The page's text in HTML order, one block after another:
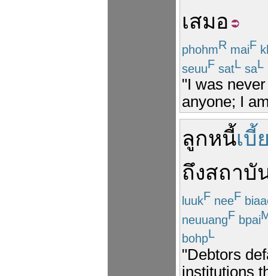
เสมอ
phohmR maiF
seuuF satL saL
"I was
anyone; I
ลูกหนี้เบี้
ถึงสถาบั
luukF neeF
neuuangF bpai
bohpL
"Debtors
institutions